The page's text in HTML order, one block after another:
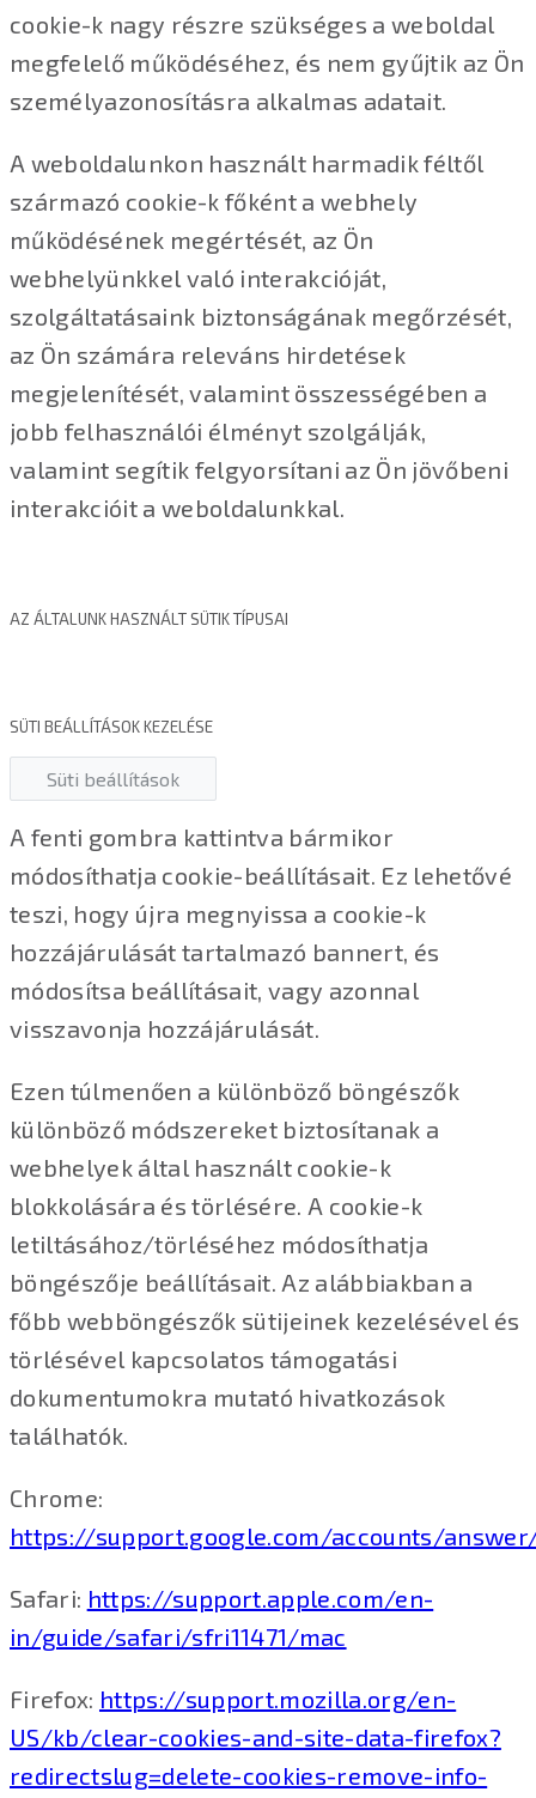
cookie-k nagy részre szükséges a weboldal
megfelelő működéséhez, és nem gyűjtik az Ön
személyazonosításra alkalmas adatait.
A weboldalunkon használt harmadik féltől
származó cookie-k főként a webhely
működésének megértését, az Ön
webhelyünkkel való interakcióját,
szolgáltatásaink biztonságának megőrzését,
az Ön számára releváns hirdetések
megjelenítését, valamint összességében a
jobb felhasználói élményt szolgálják,
valamint segítik felgyorsítani az Ön jövőbeni
interakcióit a weboldalunkkal.
AZ ÁLTALUNK HASZNÁLT SÜTIK TÍPUSAI
SÜTI BEÁLLÍTÁSOK KEZELÉSE
Süti beállítások
A fenti gombra kattintva bármikor
módosíthatja cookie-beállításait. Ez lehetővé
teszi, hogy újra megnyissa a cookie-k
hozzájárulását tartalmazó bannert, és
módosítsa beállításait, vagy azonnal
visszavonja hozzájárulását.
Ezen túlmenően a különböző böngészők
különböző módszereket biztosítanak a
webhelyek által használt cookie-k
blokkolására és törlésére. A cookie-k
letiltásához/törléséhez módosíthatja
böngészője beállításait. Az alábbiakban a
főbb webböngészők sütijeinek kezelésével és
törlésével kapcsolatos támogatási
dokumentumokra mutató hivatkozások
találhatók.
Chrome:
https://support.google.com/accounts/
Safari: https://support.apple.com/en-
in/guide/safari/sfri11471/mac
Firefox: https://support.mozilla.org/en-
US/kb/clear-cookies-and-site-data-firefox?
redirectslug=delete-cookies-remove-info-